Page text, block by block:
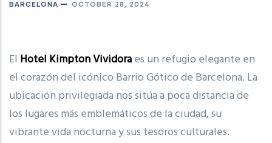
BARCELONA OCTOBER 28, 2024
El Hotel Kimpton Vividoraes un refugio elegante en
el corazón del icónico Barrio Gótico de Barcelona. La
ubicación privilegiada nos sitúa a poca distancia de
los lugares más emblemáticos de la ciudad, su
vibrante vida nocturna y sus tesoros culturales.